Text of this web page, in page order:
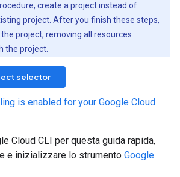
create a project instead of
project. After you finish these steps,
project, removing all resources
the project.
selector
is enabled for your Google Cloud
Cloud CLI per questa guida rapida,
e inizializzare lo strumento Google